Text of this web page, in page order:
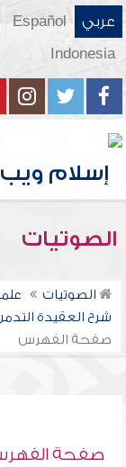
عربي Español
Indonesia
الصوتيات
الصوتيات
شرح العقيدة
صفحة الفهرس
صفحة